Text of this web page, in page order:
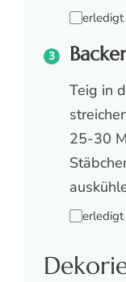
erledigt
Teig in
25-30
erledigt